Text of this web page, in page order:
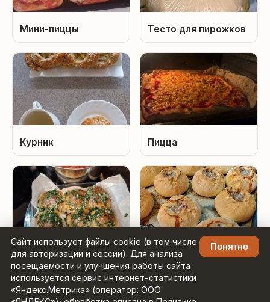
Сайт использует файлы cookie (в том числе
для авторизации и сессии). Для анализа
посещаемости и улучшения работы сайта
используется сервис интернет-статистики
«Яндекс.Метрика» (оператор: ООО
Понятно
Мини-пиццы Тесто для пирожков
Курник Пицца
Пампушки к борщу ВакБелеш